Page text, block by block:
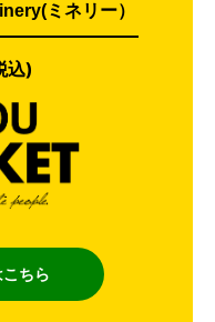
ミネリー）
込)
ちら